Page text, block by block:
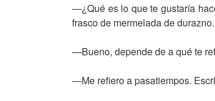
—¿Qué es lo que te gustaría
frasco de mermelada de durazno.
—Bueno, depende de a qué te
—Me refiero a pasatiempos.